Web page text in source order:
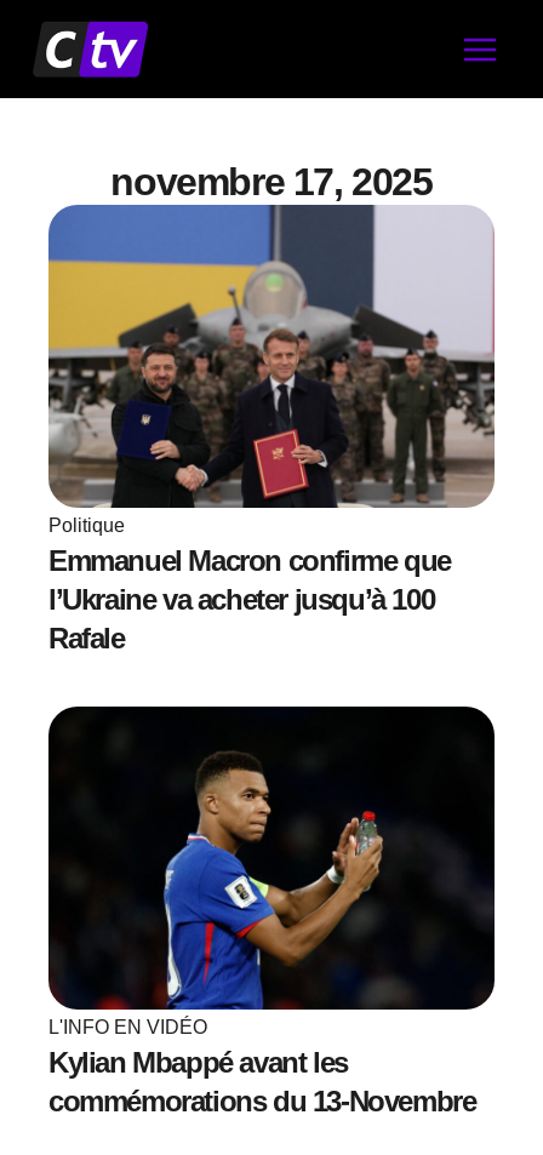
contenu
novembre 17, 2025
Politique
Emmanuel Macron confirme que
l’Ukraine va acheter jusqu’à 100
Rafale
L'INFO EN VIDÉO
Kylian Mbappé avant les
commémorations du 13-Novembre